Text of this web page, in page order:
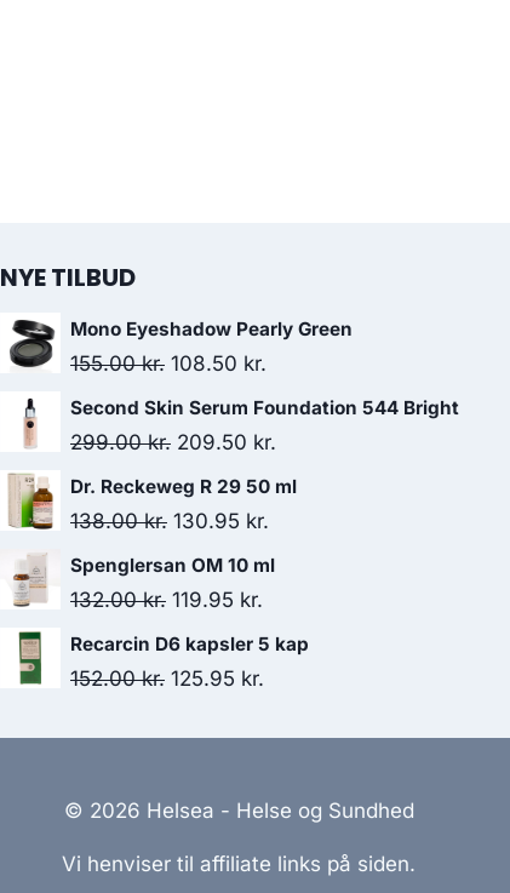
NYE TILBUD
Mono Eyeshadow Pearly Green
155.00kr. Den
oprindelige
pris
155.00 kr..
108.50 kr.
aktuelle
pris
Second Skin Serum Foundation 544 Bright
299.00kr. Den
oprindelige
pris
299.00 kr..
209.50 kr.
aktuelle
Dr. Reckeweg R 29 50 ml
138.00kr. Den
oprindelige
pris
138.00 kr..
130.95 kr.
aktuelle
Spenglersan OM 10 ml
132.00kr. Den
oprindelige
pris
132.00 kr..
119.95 kr.
aktuelle
119.95 kr..
Recarcin D6 kapsler 5 kap
152.00kr. Den
152.00 kr..
125.95 kr.
125.95 kr..
© 2026 Helsea - Helse og Sundhed
Vi henviser til affiliate links på siden.